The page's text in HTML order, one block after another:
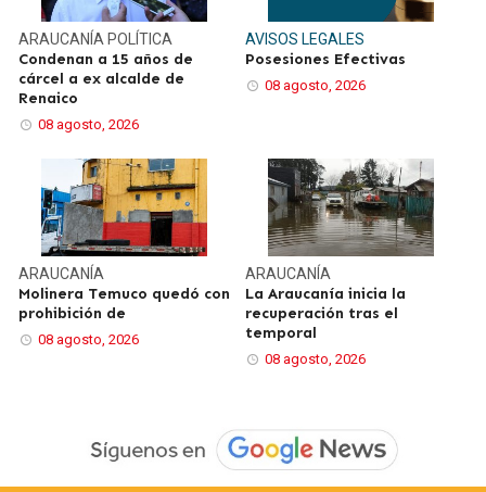
ARAUCANÍA POLÍTICA
Condenan a 15 años de
cárcel a ex alcalde de
Renaico
08 agosto, 2026
AVISOS LEGALES
Posesiones Efectivas
08 agosto, 2026
ARAUCANÍA
Molinera Temuco quedó con
prohibición de
08 agosto, 2026
ARAUCANÍA
La Araucanía inicia la
recuperación tras el
temporal
08 agosto, 2026